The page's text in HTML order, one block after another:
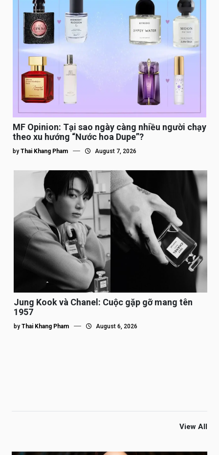
MF Opinion: Tại sao ngày càng nhiều người chạy
theo xu hướng “Nước hoa Dupe”?
by Thai Khang Pham August 7, 2026
Jung Kook và Chanel: Cuộc gặp gỡ mang tên
1957
by Thai Khang Pham August 6, 2026
View All